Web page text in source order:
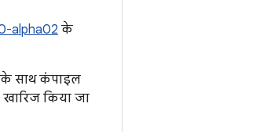
alpha02 के
के साथ कंपाइल
किया जा